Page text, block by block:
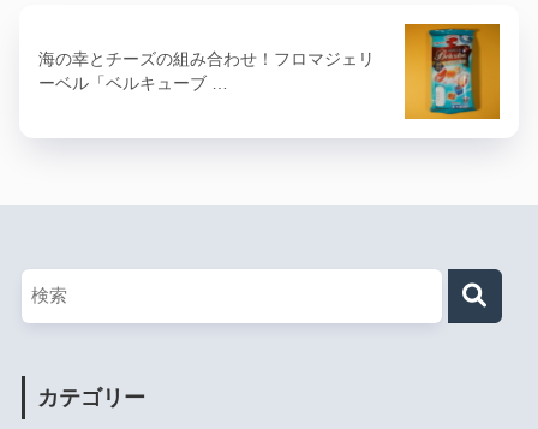
海の幸とチーズの組み合わせ！フロマジェリ
ーベル「ベルキューブ …
カテゴリー